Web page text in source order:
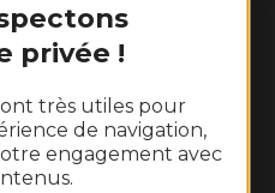
privée !
très utiles pour
de navigation,
engagement avec
aux coteaux
un week-end
Les familles s'y
plaisir autour